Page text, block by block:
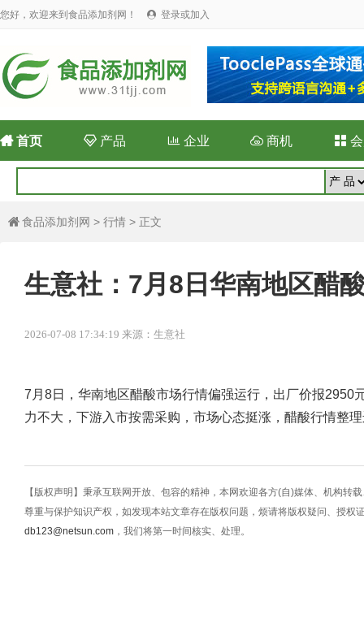
您好，欢迎来到食品添加剂网！  登录或加入
首页 产品 企业  商机 
 食品添加剂网 > 行情 > 正文
生意社：7月8日华南地区醋
2026-07-08 17:34:19 来源：生意社
7月8日，华南地区醋酸市场行情偏强运行，出厂价报2950
力不大，下游入市按需采购，市场心态挺涨，醋酸行情整
【版权声明】秉承互联网开放、包容的精神，本网欢迎各方(自)媒体、机构转
尊重与保护知识产权，如发现本站文章存在版权问题，烦请将版权疑问、授权
db123@netsun.com ，我们将第一时间核实、处理。